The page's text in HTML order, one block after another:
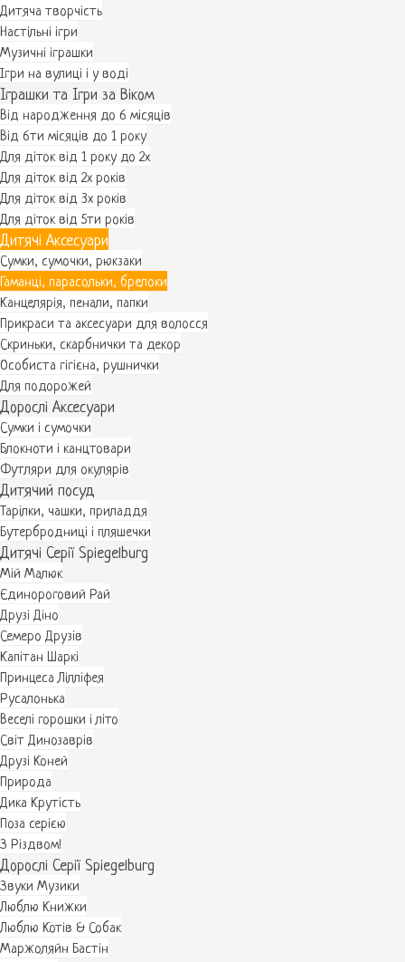
Дитяча творчість
Настільні ігри
Музичні іграшки
Ігри на вулиці і у воді
Іграшки та Ігри за Віком
Від народження до 6 місяців
Від 6ти місяців до 1 року
Для діток від 1 року до 2х
Для діток від 2х років
Для діток від 3х років
Для діток від 5ти років
Дитячі Аксесуари
Сумки, сумочки, рюкзаки
Гаманці, парасольки, брелоки
Канцелярія, пенали, папки
Прикраси та аксесуари для волосся
Скриньки, скарбнички та декор
Особиста гігієна, рушнички
Для подорожей
Дорослі Аксесуари
Сумки і сумочки
Блокноти і канцтовари
Футляри для окулярів
Дитячий посуд
Тарілки, чашки, приладдя
Бутербродниці і пляшечки
Дитячі Серії Spiegelburg
Мій Малюк
Єдинороговий Рай
Друзі Діно
Семеро Друзів
Капітан Шаркі
Принцеса Лілліфея
Русалонька
Веселі горошки і літо
Світ Динозаврів
Друзі Коней
Природа
Дика Крутість
Поза серією
З Різдвом!
Дорослі Серії Spiegelburg
Звуки Музики
Люблю Книжки
Люблю Котів & Собак
Маржоляйн Бастін